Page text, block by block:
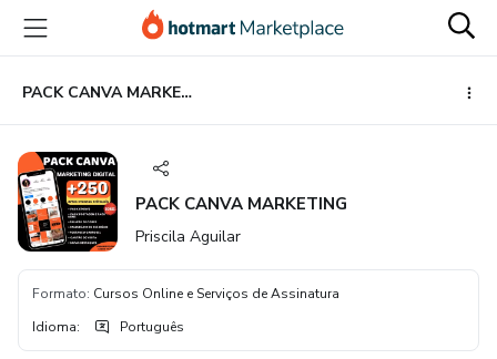
para
conteúdo
principal
para
pagamento
para
rodapé
PACK CANVA MARKETING
PACK CANVA MARKETING
Priscila Aguilar
Formato: Cursos Online e Serviços de Assinatura
Idioma: Português